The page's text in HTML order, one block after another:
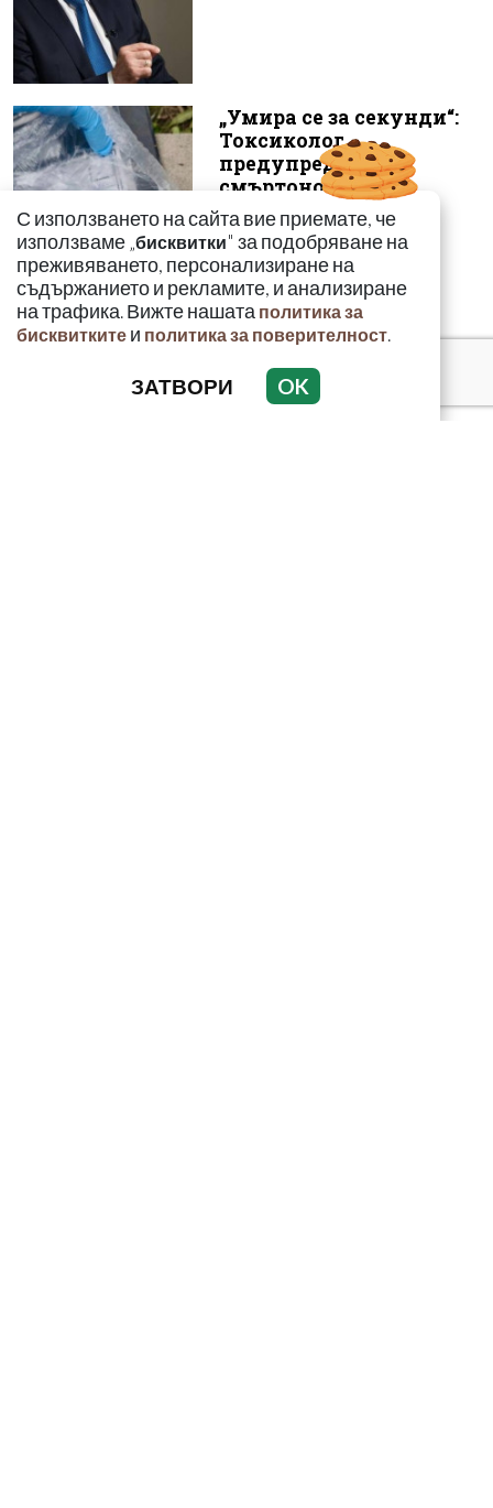
„Умира се за секунди“:
Токсиколог
предупреди за
смъртоносната
опасност...
С използването на сайта вие приемате, че
използваме „бисквитки" за подобряване на
преживяването, персонализиране на
съдържанието и рекламите, и анализиране
на трафика. Вижте нашата политика за
бисквитките и политика за поверителност.
ЗАТВОРИ OK